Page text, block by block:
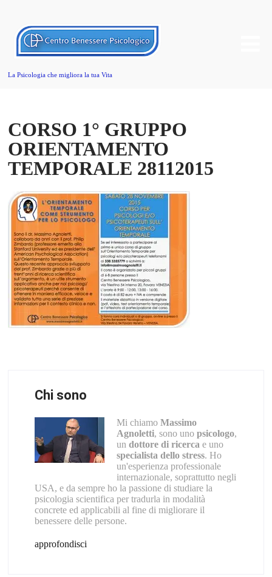
La Psicologia che migliora la tua Vita
CORSO 1° GRUPPO
ORIENTAMENTO
TEMPORALE 28112015
Chi sono
Mi chiamo Massimo
Agnoletti, sono uno psicologo,
un dottore di ricerca e uno
specialista dello stress. Ho
un'esperienza professionale
internazionale, soprattutto negli
USA, e da sempre ho la passione di studiare la
psicologia scientifica per tradurla in modalità
concrete ed applicabili al fine di migliorare il
benessere delle persone.
approfondisci